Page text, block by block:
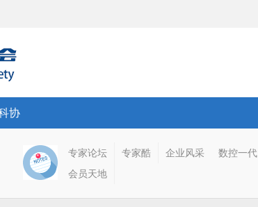
协
专家论坛 专家酷 企业风采 数控一代
会员天地